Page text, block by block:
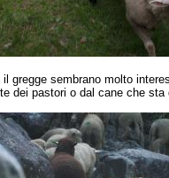
gregge sembrano molto
dei pastori o dal cane che sta